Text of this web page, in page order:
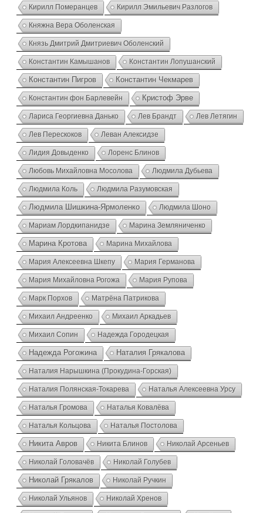
Кирилл Померанцев Кирилл Эмильевич Разлогов
Княжна Вера Оболенская
Князь Дмитрий Дмитриевич Оболенский
Константин Камышанов Константин Лопушанский
Константин Пигров Константин Чекмарев
Константин фон Барлевейн Кристоф Эрве
Лариса Георгиевна Данько Лев Брандт Лев Летягин
Лев Перескоков Леван Алексидзе
Лидия Довыденко Лоренс Блинов
Любовь Михайловна Мосолова Людмила Дубьева
Людмила Коль Людмила Разумовская
Людмила Шишкина-Ярмоленко Людмила Шоно
Мариам Лордкипанидзе Марина Земляниченко
Марина Кротова Марина Михайлова
Мария Алексеевна Шкепу Мария Германова
Мария Михайловна Рогожа Мария Рупова
Марк Порхов Матрёна Патрикова
Михаил Андреенко Михаил Аркадьев
Михаил Сопин Надежда Городецкая
Надежда Рогожина Наталия Грякалова
Наталия Нарышкина (Прокудина-Горская)
Наталия Полянская-Токарева Наталья Алексеевна Урсу
Наталья Громова Наталья Ковалёва
Наталья Кольцова Наталья Постолова
Никита Авров Никита Блинов Николай Арсеньев
Николай Головачёв Николай Голубев
Николай Грякалов Николай Ручкин
Николай Ульянов Николай Хренов